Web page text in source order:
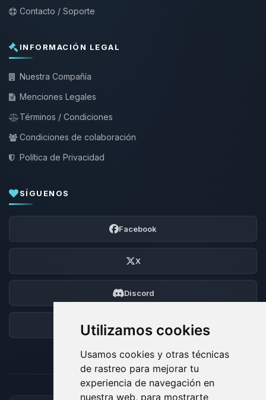
Utilizamos cookies
Usamos cookies y otras técnicas
de rastreo para mejorar tu
experiencia de navegación en
nuestra web, para mostrarte
Contacto / Soporte
INFORMACIÓN LEGAL
Nuestra Compañía
Menciones Legales
Términos / Condiciones
Condiciones de colaboración
Política de Privacidad
SÍGUENOS
Facebook
X
Discord
Foro